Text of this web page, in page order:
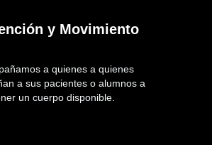
y Movimiento
a quienes a quienes
a sus pacientes o alumnos a
un cuerpo disponible.